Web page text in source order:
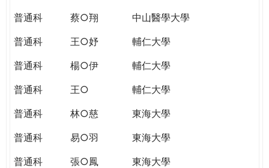
普通科
蔡○翔
中山醫學大學
普通科
王○妤
輔仁大學
普通科
楊○伊
輔仁大學
普通科
王○
輔仁大學
普通科
林○慈
東海大學
普通科
易○羽
東海大學
普通科
張○鳳
東海大學